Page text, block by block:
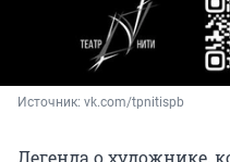
Источник: vk.com/tpnitispb
Легенда о художнике,